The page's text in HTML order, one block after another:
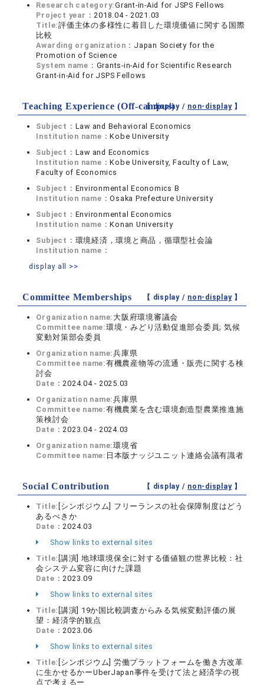
Research category:Grant-in-Aid for JSPS Fellows
Project year：2018.04 - 2021.03
Title:評価主体の多様性に着目した環境価値に関する国際
比較
Awarding organization： Japan Society for the
Promotion of Science
System name： Grants-in-Aid for Scientific Research
Grant-in-Aid for JSPS Fellows
Teaching Experience (Off-campus)
【 display / non-display】
Subject： Law and Behavioral Economics
Institution name：Kobe University
Subject： Law and Economics
Institution name：Kobe University, Faculty of Law,
Faculty of Economics
Subject： Environmental Economics B
Institution name：Osaka Prefecture University
Subject： Environmental Economics
Institution name：Konan University
Subject： 環境経済，環境と商品，循環型社会論
Institution name：
display all >>
Committee Memberships 【 display / non-display】
Organization name: 大阪府環境審議会
Committee name:環境・みどり活動促進部会委員; 気候
変動対策部会委員
Organization name:兵庫県
Committee name:有機農産物等の流通・販売に関する検
討会
Date：2024.04 - 2025.03
Organization name:兵庫県
Committee name:有機農業を含む環境創造型農業推進施
策検討会
Date：2023.04 - 2024.03
Organization name:環境省
Committee name: 日本版ナッジユニット連絡会議有識者
Social Contribution 【 display / non-display】
Title: [シンポジウム] フリーランスの社会保障制度はどう
あるべきか
Date：2024.03
Show links to external sites
Title: [講演] 地球環境保全に対する価値観の世界比較：社
会システム変容に向けた課題
Date：2023.09
Show links to external sites
Title: [講演] 19か国比較調査からみる気候変動評価の展
望：経済学的観点
Date：2023.06
Show links to external sites
Title: [シンポジウム] 労働プラットフォームを働き方改革
に生かせるかーUberJapan事件を受けて法と経済学の視
点で考えるー